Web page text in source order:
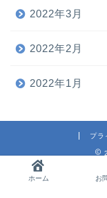
2022年3月
2022年2月
2022年1月
プラ
ホーム お